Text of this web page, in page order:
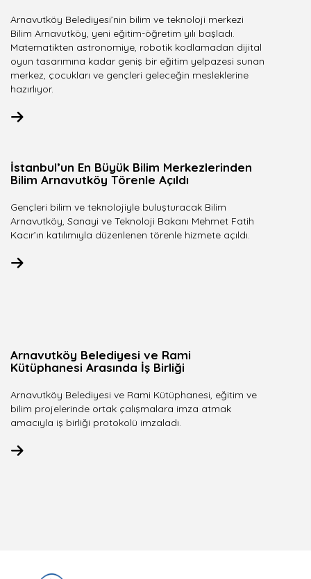
Arnavutköy Belediyesi’nin bilim ve teknoloji merkezi
Bilim Arnavutköy, yeni eğitim-öğretim yılı başladı.
Matematikten astronomiye, robotik kodlamadan dijital
oyun tasarımına kadar geniş bir eğitim yelpazesi sunan
merkez, çocukları ve gençleri geleceğin mesleklerine
hazırlıyor.
İstanbul’un En Büyük Bilim Merkezlerinden
Bilim Arnavutköy Törenle Açıldı
Gençleri bilim ve teknolojiyle buluşturacak Bilim
Arnavutköy, Sanayi ve Teknoloji Bakanı Mehmet Fatih
Kacır’ın katılımıyla düzenlenen törenle hizmete açıldı.
Arnavutköy Belediyesi ve Rami
Kütüphanesi Arasında İş Birliği
Arnavutköy Belediyesi ve Rami Kütüphanesi, eğitim ve
bilim projelerinde ortak çalışmalara imza atmak
amacıyla iş birliği protokolü imzaladı.